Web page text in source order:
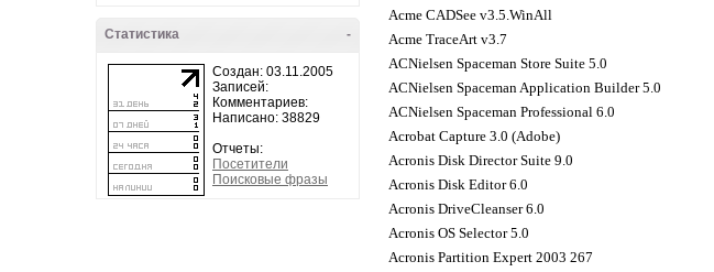
-
Статистика
Создан: 03.11.2005
Записей:
Комментариев:
Написано: 38829
Отчеты:
Посетители
Поисковые фразы
Acme CADSee v3.5.WinAll
Acme TraceArt v3.7
ACNielsen Spaceman Store Suite 5.0
ACNielsen Spaceman Application Builder 5.0
ACNielsen Spaceman Professional 6.0
Acrobat Capture 3.0 (Adobe)
Acronis Disk Director Suite 9.0
Acronis Disk Editor 6.0
Acronis DriveCleanser 6.0
Acronis OS Selector 5.0
Acronis Partition Expert 2003 267